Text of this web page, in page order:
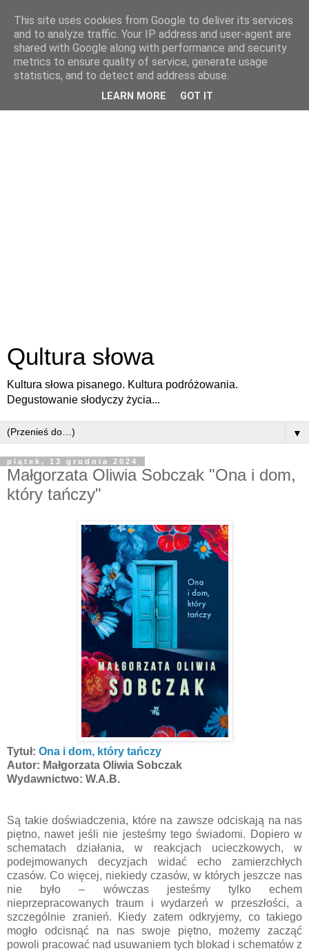
Qultura słowa
Kultura słowa pisanego. Kultura podróżowania.
Degustowanie słodyczy życia...
▼
piątek, 13 grudnia 2024
Małgorzata Oliwia Sobczak "Ona i dom,
który tańczy"
Tytuł: Ona i dom, który tańczy
Autor: Małgorzata Oliwia Sobczak
Wydawnictwo: W.A.B.
Są takie doświadczenia, które na zawsze odciskają na nas
piętno, nawet jeśli nie jesteśmy tego świadomi. Dopiero w
schematach działania, w reakcjach ucieczkowych, w
podejmowanych decyzjach widać echo zamierzchłych
czasów. Co więcej, niekiedy czasów, w których jeszcze nas
nie było – wówczas jesteśmy tylko echem
nieprzepracowanych traum i wydarzeń w przeszłości, a
szczególnie zranień. Kiedy zatem odkryjemy, co takiego
mogło odcisnąć na nas swoje piętno, możemy zacząć
powoli pracować nad usuwaniem tych blokad i schematów z
This site uses cookies from Google to deliver its services
and to analyze traffic. Your IP address and user-agent are
shared with Google along with performance and security
metrics to ensure quality of service, generate usage
statistics, and to detect and address abuse.
LEARN MORE GOT IT